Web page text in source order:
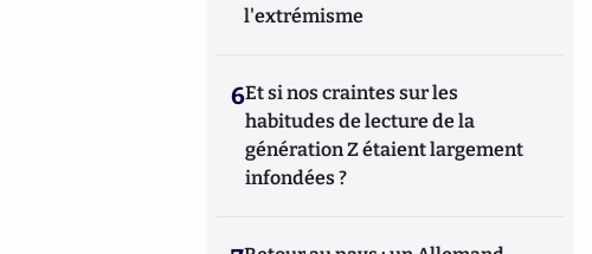
l'extrémisme
6Et si nos craintes sur les
habitudes de lecture de la
génération Z étaient largement
infondées ?